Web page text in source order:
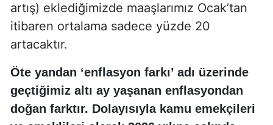
artış) eklediğimizde maaşlarımız Ocak’tan
itibaren ortalama sadece yüzde 20
artacaktır.
Öte yandan ‘enflasyon farkı’ adı üzerinde
geçtiğimiz altı ay yaşanan enflasyondan
doğan farktır. Dolayısıyla kamu emekçileri